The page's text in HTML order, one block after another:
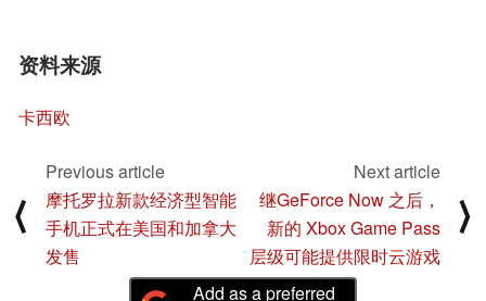
资料来源
卡西欧
⟨
Previous article
摩托罗拉新款经济型智能
手机正式在美国和加拿大
发售
Next article
继GeForce Now 之后，
新的 Xbox Game Pass
层级可能提供限时云游戏
⟩
Add as a preferred